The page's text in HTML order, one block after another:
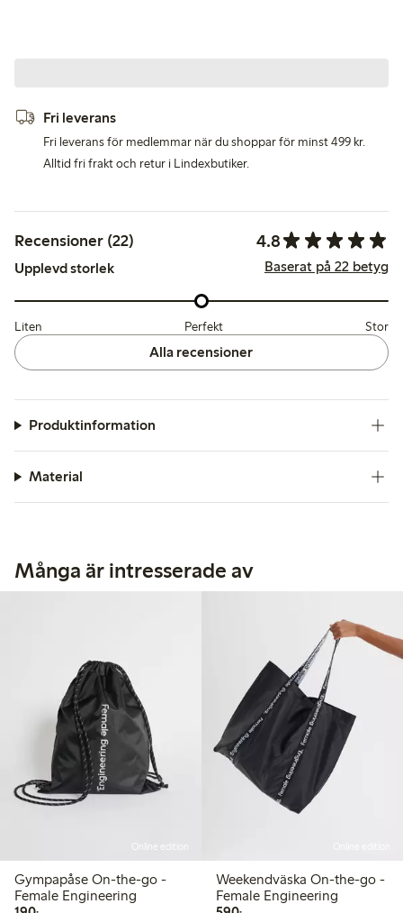
Fri leverans
Fri leverans för medlemmar när du shoppar för minst 499 kr.
Alltid fri frakt och retur i Lindexbutiker.
Recensioner (22) 4.8
Upplevd storlek Baserat på 22 betyg
Liten Perfekt Stor
Alla recensioner
Produktinformation
Material
Många är intresserade av
Online edition
Gympapåse On-the-go -
Female Engineering
Weekendväska On-the-go -
Female Engineering